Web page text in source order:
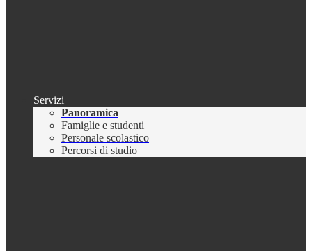
Servizi
Panoramica
Famiglie e studenti
Personale scolastico
Percorsi di studio